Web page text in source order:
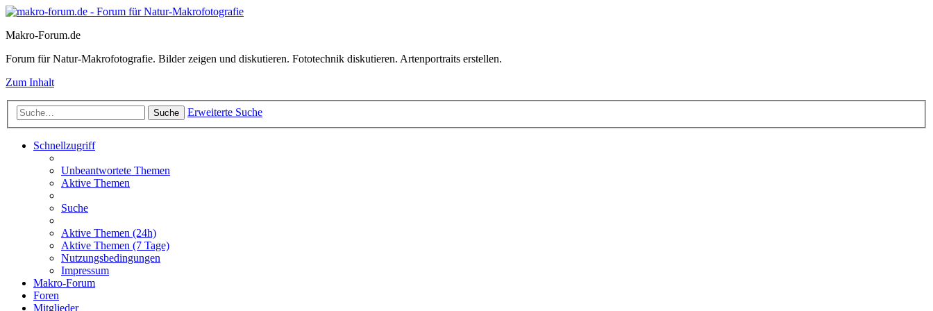
Makro-Forum.de
Forum für Natur-Makrofotografie. Bilder zeigen und diskutieren. Fototechnik diskutieren. Artenportraits erstellen.
Zum Inhalt
Suche Erweiterte Suche
Schnellzugriff
Unbeantwortete Themen
Aktive Themen
Suche
Aktive Themen (24h)
Aktive Themen (7 Tage)
Nutzungsbedingungen
Impressum
Makro-Forum
Foren
Mitglieder